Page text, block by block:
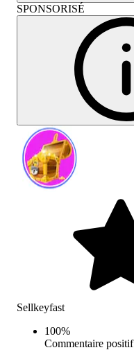
SPONSORISÉ
Sellkeyfast
100%
Commentaire positif